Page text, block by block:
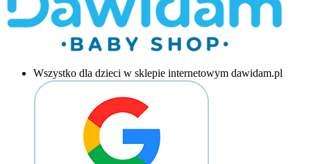
Wszystko dla dzieci w sklepie internetowym dawidam.pl